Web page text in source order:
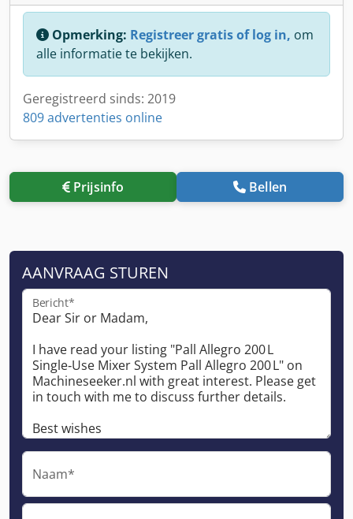
Opmerking: Registreer gratis of log in, om
alle informatie te bekijken.
Geregistreerd sinds: 2019
809 advertenties online
Prijsinfo Bellen
AANVRAAG STUREN
Bericht*
Naam*